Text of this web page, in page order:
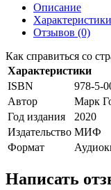
Описание
Характеристики
Отзывов (0)
Как справиться со
Характеристики
ISBN
978-5-
Автор
Марк
Год издания
2020
Издательство МИФ
Формат
Написать